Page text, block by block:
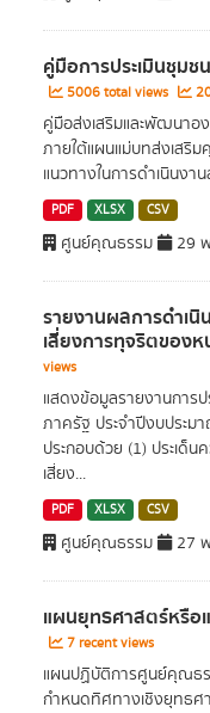
คู่มือการประเมินชุม
5006 total views
คู่มือส่งเสริมและพัฒนาอ
ภายใต้แผนแม่บทส่งเสริ
แนวทางในการดำเนินงา
PDF XLSX CSV
ศูนย์คุณธรรม 29
รายงานผลการดำเ
เสี่ยงการทุจริตของ
views
แสดงข้อมูลรายงานการ
ภาครัฐ ประจำปีงบประม
ประกอบด้วย (1) ประเด็
เสี่ยง...
PDF XLSX CSV
ศูนย์คุณธรรม 27
แผนยุทธศาสตร์หรื
7 recent views
แผนปฏิบัติการศูนย์คุณธร
กำหนดทิศทางเชิงยุทธศ